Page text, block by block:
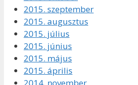
2015. szeptember
2015. augusztus
2015. július
2015. június
2015. május
2015. április